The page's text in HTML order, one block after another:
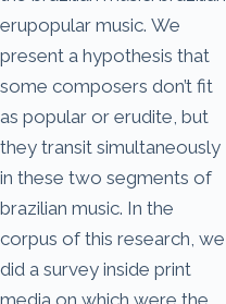
erupopular music. We
present a hypothesis that
some composers don’t fit
as popular or erudite, but
they transit simultaneously
in these two segments of
brazilian music. In the
corpus of this research, we
did a survey inside print
media on which were the